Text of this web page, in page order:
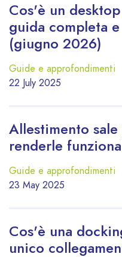
Cos'è un
guida completa
(giugno 2026)
Guide e approfondimenti
22 July 2025
Allestimento
renderle
Guide e approfondimenti
23 May 2025
Cos'è una
unico